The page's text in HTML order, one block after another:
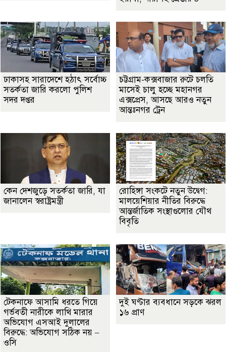
ঢাকাসহ সারাদেশে হঠাৎ সর্বোচ্চ
সতর্কতা জা‌রি করলো পুলিশ
সদর দপ্তর
চট্টগ্রাম-কক্সবাজার রুটে চলতি
মাসেই চালু হচ্ছে মহানগর
এক্সপ্রেস, আসছে আরও নতুন
আন্তঃনগর ট্রেন
কেন দেশজুড়ে সতর্কতা জারি, যা
জানালেন স্বরাষ্ট্রমন্ত্রী
রোহিঙ্গা সংকটে নতুন উদ্বেগ:
মালয়েশিয়ার নীতির বিরুদ্ধে
আন্তর্জাতিক সংস্থাগুলোর যৌথ
বিবৃতি
টেকনাফে আসামি ধরতে গিয়ে
গর্ভবতী নারীকে লাথি মারার
অভিযোগ এসআই দুলালের
বিরুদ্ধে: অভিযোগ সঠিক নয় –
ওসি
দুই ঘণ্টার ব্যবধানে সড়কে ঝরল
১৬ প্রাণ